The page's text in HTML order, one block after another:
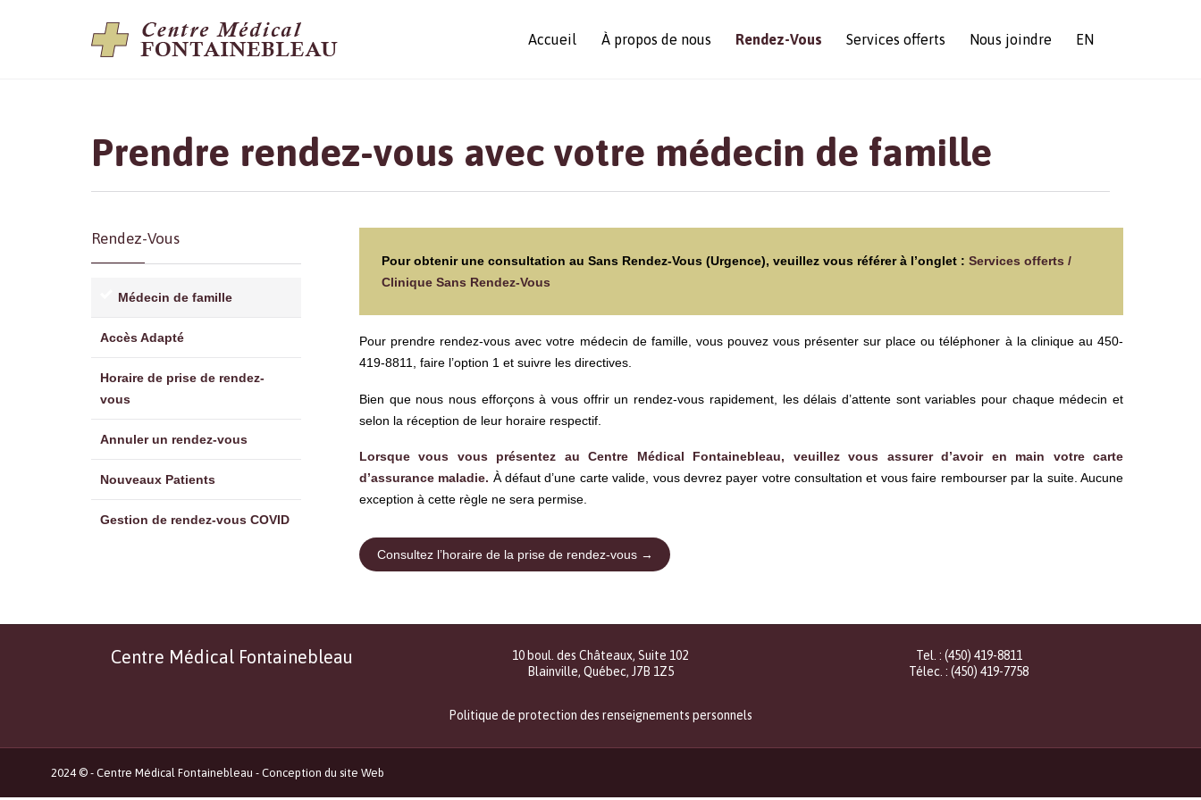
Accueil À propos de nous Rendez-Vous Services offerts Nous joindre EN
Prendre rendez-vous avec votre médecin de famille
Rendez-Vous
Médecin de famille
Accès Adapté
Horaire de prise de rendez-
vous
Annuler un rendez-vous
Nouveaux Patients
Gestion de rendez-vous COVID
Pour obtenir une consultation au Sans Rendez-Vous (Urgence), veuillez vous référer à l’onglet : Services offerts /
Clinique Sans Rendez-Vous
Pour prendre rendez-vous avec votre médecin de famille, vous pouvez vous présenter sur place ou téléphoner à la clinique au 450-
419-8811, faire l’option 1 et suivre les directives.
Bien que nous nous efforçons à vous offrir un rendez-vous rapidement, les délais d’attente sont variables pour chaque médecin et
selon la réception de leur horaire respectif.
Lorsque vous vous présentez au Centre Médical Fontainebleau, veuillez vous assurer d’avoir en main votre carte
d’assurance maladie. À défaut d’une carte valide, vous devrez payer votre consultation et vous faire rembourser par la suite. Aucune
exception à cette règle ne sera permise.
Consultez l’horaire de la prise de rendez-vous →
Centre Médical Fontainebleau
10 boul. des Châteaux, Suite 102
Blainville, Québec, J7B 1Z5
Tel. : (450) 419-8811
Télec. : (450) 419-7758
Politique de protection des renseignements personnels
2024 © - Centre Médical Fontainebleau - Conception du site Web